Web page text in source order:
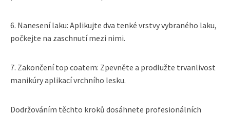
6. Nanesení laku: Aplikujte dva tenké vrstvy vybraného laku,
počkejte na zaschnutí mezi nimi.
7. Zakončení top coatem: Zpevněte a prodlužte trvanlivost
manikúry aplikací vrchního lesku.
Dodržováním těchto kroků dosáhnete profesionálních